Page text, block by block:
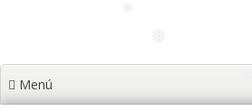
❅
❅
Menú